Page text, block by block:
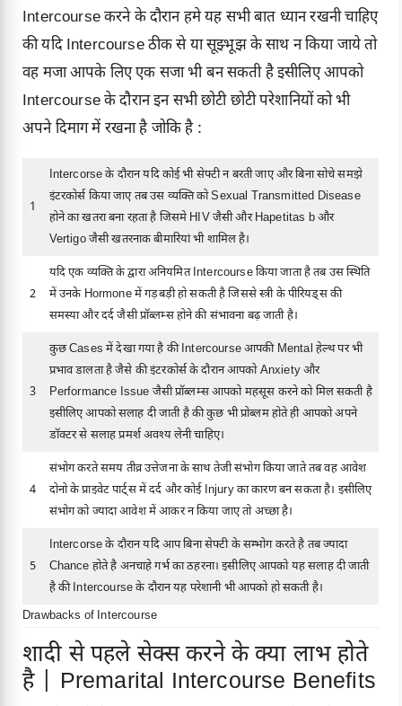
Intercourse करने के दौरान हमे यह सभी बात ध्यान रखनी चाहिए
की यदि Intercourse ठीक से या सूझ्भूझ के साथ न किया जाये तो
वह मजा आपके लिए एक सजा भी बन सकती है इसीलिए आपको
Intercourse के दौरान इन सभी छोटी छोटी परेशानियों को भी
अपने दिमाग में रखना है जोकि है :
1
Intercorse के दौरान यदि कोई भी सेफ्टी न बरती जाए और बिना सोचे समझे
इंटरकोर्स किया जाए तब उस व्यक्ति कोSexual Transmitted Disease
होने का खतरा बना रहता है जिसमे HIV जैसी और Hapetitas b और
Vertigo जैसी खतरनाक बीमारियां भी शामिल है।
2
यदि एक व्यक्ति के द्वारा अनियमित Intercourse किया जाता है तब उस स्थिति
में उनके Hormone में गड़बड़ी हो सकती है जिससे स्त्री के पीरियड्स की
समस्या और दर्द जैसी प्रॉब्लम्स होने की संभावना बढ़ जाती है।
3
कुछ Cases में देखा गया है की Intercourse आपकी Mental हेल्थ पर भी
प्रभाव डालता है जैसे की इंटरकोर्स के दौरान आपको Anxiety और
Performance Issue जैसी प्रॉब्लम्स आपको महसूस करने को मिल सकती है
इसीलिए आपको सलाह दी जाती है की कुछ भी प्रोब्लम होते ही आपको अपने
डॉक्टर से सलाह प्रमर्श अवश्य लेनी चाहिए।
4
संभोग करते समय तीव्र उत्तेजना के साथ तेजी संभोग किया जाते तब वह आवेश
दोनो के प्राइवेट पार्ट्स में दर्द और कोई Injury का कारण बन सकता है। इसीलिए
संभोग को ज्यादा आवेश में आकर न किया जाए तो अच्छा है।
5
Intercorse के दौरान यदि आप बिना सेफ्टी के सम्भोग करते है तब ज्यादा
Chance होते है अनचाहे गर्भ का ठहरना। इसीलिए आपको यह सलाह दी जाती
है की Intercourse के दौरान यह परेशानी भी आपको हो सकती है।
Drawbacks of Intercourse
शादी से पहले सेक्स करने के क्या लाभ होते
है | Premarital Intercourse Benefits